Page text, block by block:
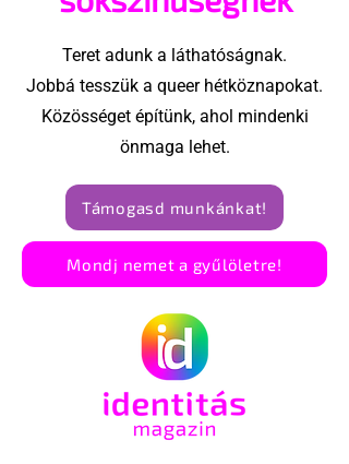
Teret adunk a láthatóságnak.
Jobbá tesszük a queer hétköznapokat.
Közösséget építünk, ahol mindenki
önmaga lehet.
Támogasd munkánkat!
Mondj nemet a gyűlöletre!